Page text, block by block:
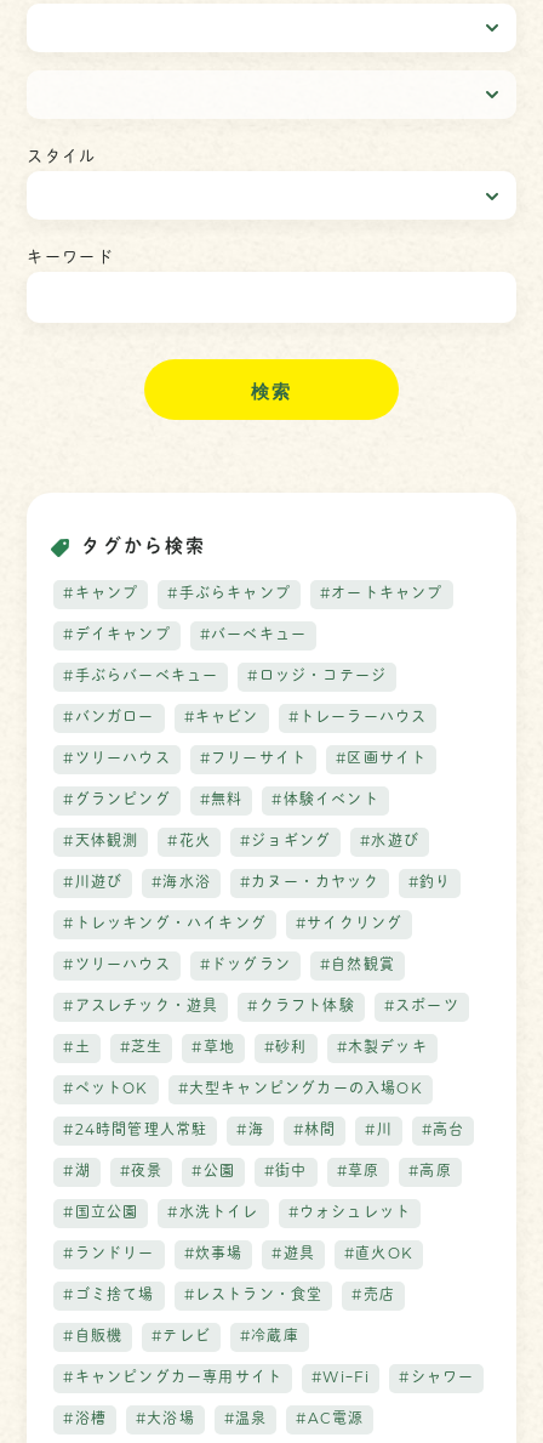
スタイル
キーワード
検
タグから検索
#キャンプ #手ぶらキャンプ #オートキャンプ
#デイキャンプ #バーベキュー
#手ぶらバーベキュー #ロッジ・コテージ
#バンガロー #キャビン #トレーラーハウス
#ツリーハウス #フリーサイト #区画サイト
#グランピング #無料 #体験イベント
#天体観測 #花火 #ジョギング #水遊び
#川遊び #海水浴 #カヌー・カヤック #釣り
#トレッキング・ハイキング #サイクリング
#ツリーハウス #ドッグラン #自然観賞
#アスレチック・遊具 #クラフト体験 #スポーツ
#土 #芝生 #草地 #砂利 #木製デッキ
#ペットOK #大型キャンピングカーの入場OK
#24時間管理人常駐 #海 #林間 #川 #高台
#湖 #夜景 #公園 #街中 #草原 #高原
#国立公園 #水洗トイレ #ウォシュレット
#ランドリー #炊事場 #遊具 #直火OK
#ゴミ捨て場 #レストラン・食堂 #売店
#自販機 #テレビ #冷蔵庫
#キャンピングカー専用サイト #WiｰFi #シャワー
#浴槽 #大浴場 #温泉 #AC電源